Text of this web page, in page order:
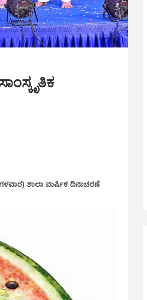
ಶಾಲಾ ವಾರ್ಷಿಕ ದಿನಾಚರಣೆ